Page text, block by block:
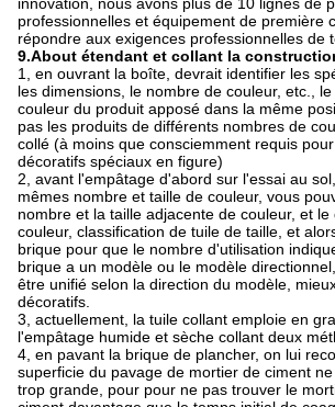
professionnelles et équipement de première
répondre aux exigences professionnelles de
9.About étendant et collant la
1, en ouvrant la boîte, devrait identifier les
les dimensions, le nombre de couleur, etc.,
couleur du produit apposé dans la même
pas les produits de différents nombres de
collé (à moins que consciemment requis
décoratifs spéciaux en figure)
2, avant l'empâtage d'abord sur l'essai au
mêmes nombre et taille de couleur, vous
nombre et la taille adjacente de couleur, et
couleur, classification de tuile de taille, et
brique pour que le nombre d'utilisation
brique a un modèle ou le modèle
être unifié selon la direction du modèle,
décoratifs.
3, actuellement, la tuile collant emploie en
l'empâtage humide et sèche collant deux
4, en pavant la brique de plancher, on lui
superficie du pavage de mortier de ciment
trop grande, pour pour ne pas trouver le